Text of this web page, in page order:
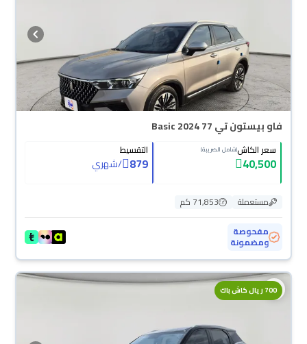
فاو بيستون تي 77 Basic 2024
سعر الكاش(شامل الضريبة)
40,500
التقسيط
879
/شهري
مستعملة
71,853 كم
مفحوصة
ومضمونة
700 ريال كاش باك